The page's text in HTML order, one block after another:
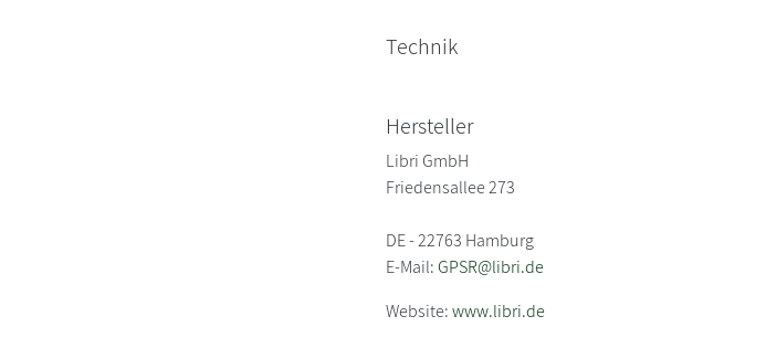
Technik
Hersteller
Libri GmbH
Friedensallee 273
DE - 22763 Hamburg
E-Mail:GPSR@libri.de
Website:www.libri.de